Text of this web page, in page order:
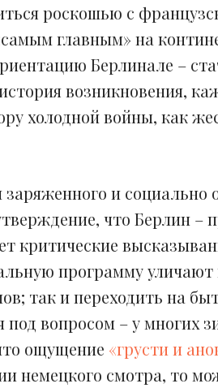
роскошью с
главным» на
Берлинале –
возникновения,
холодной войны, как
и
что Берлин –
критические
программу уличают
так и переходить на
под вопросом – у многих
ощущение «грусти и
немецкого смотра, то